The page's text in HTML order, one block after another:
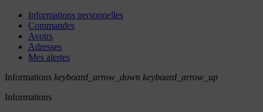
Informations personnelles
Commandes
Avoirs
Adresses
Mes alertes
Informations keyboard_arrow_down keyboard_arrow_up
Informations